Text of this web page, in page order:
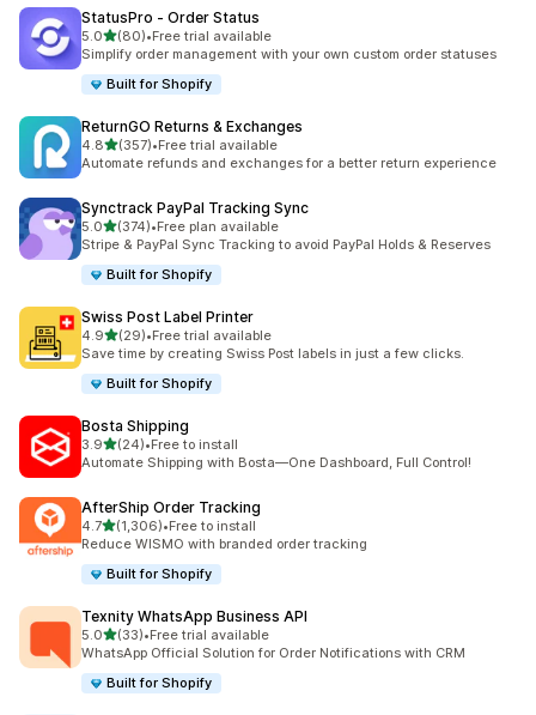
StatusPro ‑ Order Status
5.0滿分 5 顆星
(80)
共有 80 則評價
•Free trial available
Simplify order management with your own custom order statuses
Built for Shopify
ReturnGO Returns & Exchanges
4.8滿分 5 顆星
(357)
共有 357 則評價
•Free trial available
Automate refunds and exchanges for a better return experience
Synctrack PayPal Tracking Sync
5.0滿分 5 顆星
(374)
共有 374 則評價
•Free plan available
Stripe & PayPal Sync Tracking to avoid PayPal Holds & Reserves
Built for Shopify
Swiss Post Label Printer
4.9滿分 5 顆星
(29)
共有 29 則評價
•Free trial available
Save time by creating Swiss Post labels in just a few clicks.
Built for Shopify
Bosta Shipping
3.9滿分 5 顆星
(24)
共有 24 則評價
•Free to install
Automate Shipping with Bosta—One Dashboard, Full Control!
AfterShip Order Tracking
4.7滿分 5 顆星
(1,306)
共有 1306 則評價
•Free to install
Reduce WISMO with branded order tracking
Built for Shopify
Texnity WhatsApp Business API
5.0滿分 5 顆星
(33)
共有 33 則評價
•Free trial available
WhatsApp Official Solution for Order Notifications with CRM
Built for Shopify